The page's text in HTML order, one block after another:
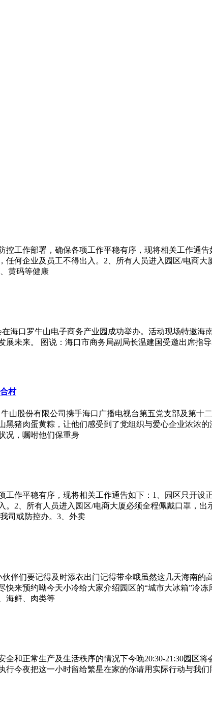
工作部署，确保各项工作平稳有序，现将相关工作通
何企业及员工不得出入。2、所有人员进入园区/电商
黄码等健康
海口罗牛山电子商务产业园成功举办。活动现场特邀
未来。 图说：海口市商务局副局长温建国受邀出席指
村
山股份有限公司携手海口广播电视台第五党支部及第十
猪肉蛋黄粽，让他们感受到了党组织与爱心企业浓浓
况，嘱咐他们保重身
作平稳有序，现将相关工作通告如下：1、园区只开
2、所有人员进入园区/电商大厦必须全程佩戴口罩，
司或防控办。3、外卖
伴们要记得及时添衣出门记得带伞哦虽然这几天海南的
快来预约呦今天小冷给大家介绍园区的“城市大冰箱”冷
海鲜、肉类等
全和正常生产及生活秩序的情况下今晚20:30-21:30园区
今夜把这一小时留给繁星在家的你请用实际行动与我